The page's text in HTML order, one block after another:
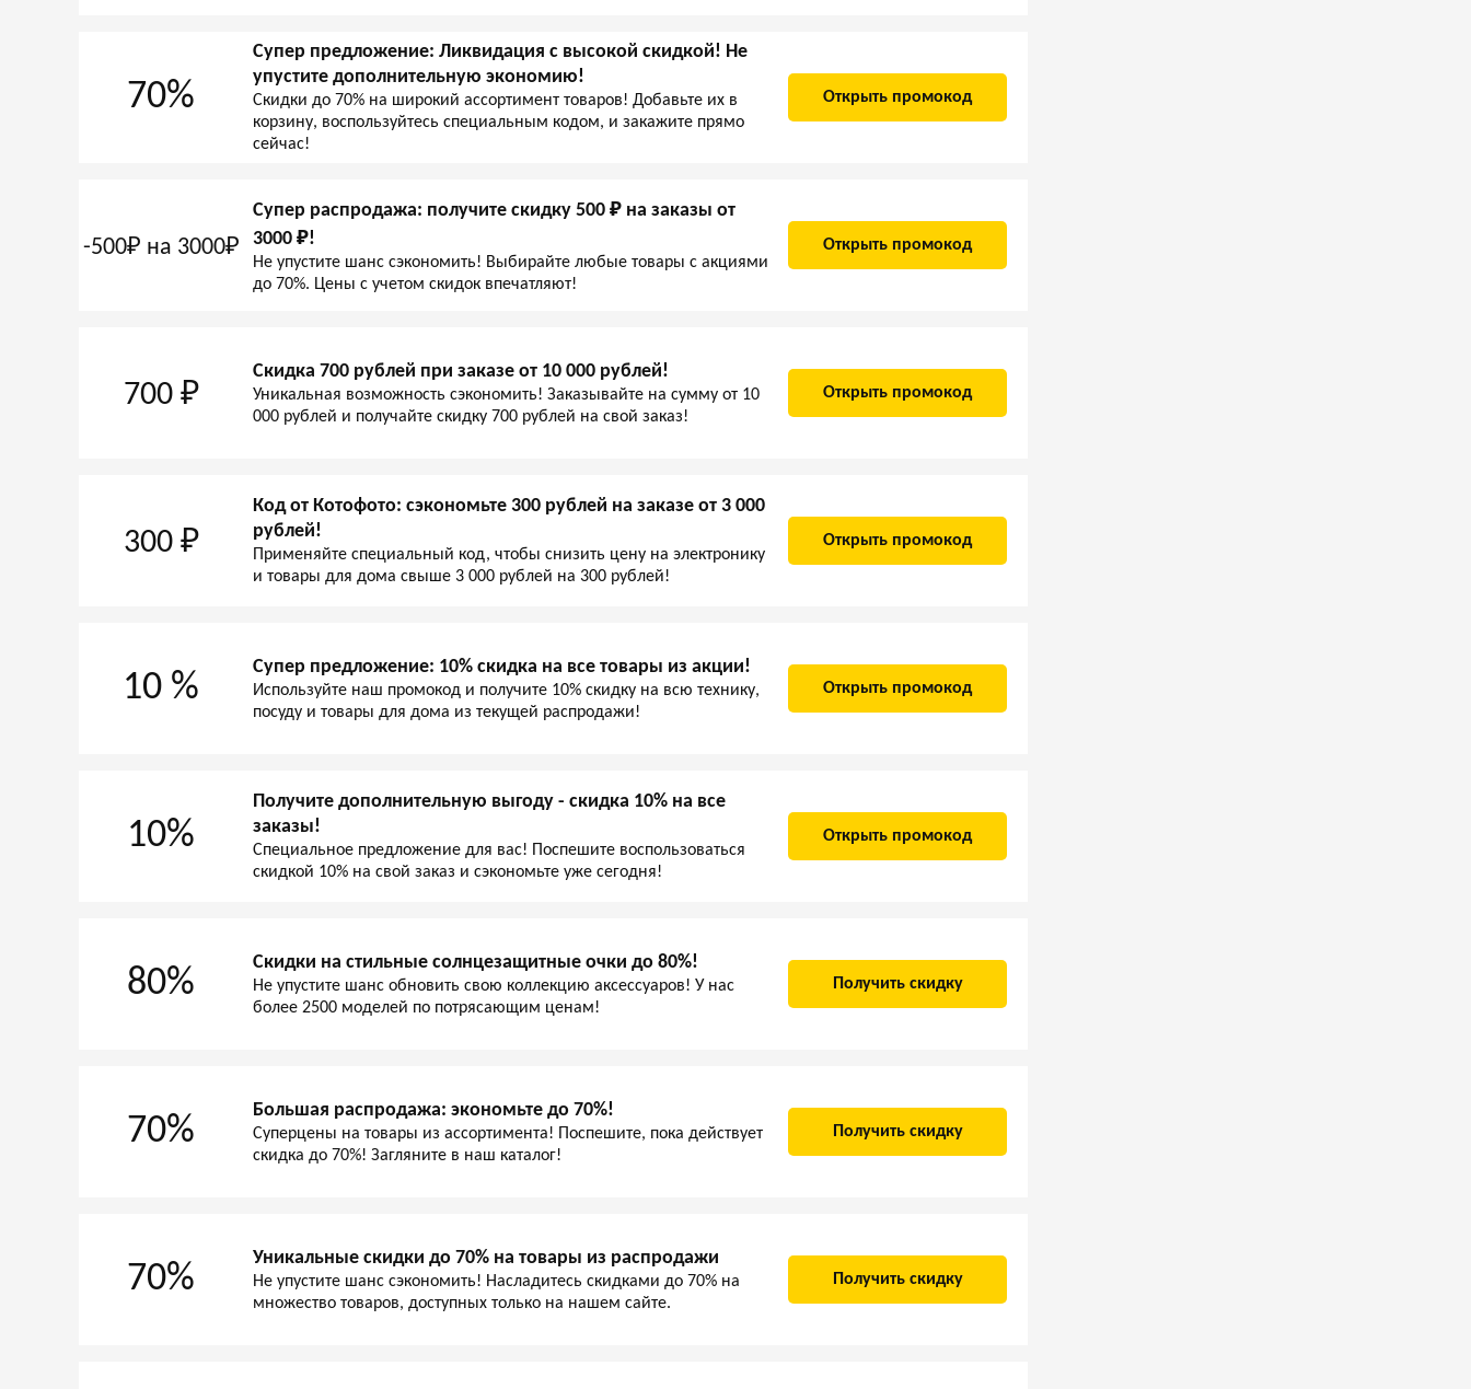
70%
Супер предложение: Ликвидация с высокой скидкой! Не
упустите дополнительную экономию!
Скидки до 70% на широкий ассортимент товаров! Добавьте их в
корзину, воспользуйтесь специальным кодом, и закажите прямо
сейчас!
Открыть промокод
-500₽ на 3000₽
Супер распродажа: получите скидку 500 ₽ на заказы от
3000 ₽!
Не упустите шанс сэкономить! Выбирайте любые товары с акциями
до 70%. Цены с учетом скидок впечатляют!
Открыть промокод
700 ₽
Скидка 700 рублей при заказе от 10 000 рублей!
Уникальная возможность сэкономить! Заказывайте на сумму от 10
000 рублей и получайте скидку 700 рублей на свой заказ!
Открыть промокод
300 ₽
Код от Котофото: сэкономьте 300 рублей на заказе от 3 000
рублей!
Применяйте специальный код, чтобы снизить цену на электронику
и товары для дома свыше 3 000 рублей на 300 рублей!
Открыть промокод
10 %
Супер предложениe: 10% скидка на все товары из акции!
Используйте наш промокод и получите 10% скидку на всю технику,
посуду и товары для дома из текущей распродажи!
Открыть промокод
10%
Получите дополнительную выгоду - скидка 10% на все
заказы!
Специальное предложение для вас! Поспешите воспользоваться
скидкой 10% на свой заказ и сэкономьте уже сегодня!
Открыть промокод
80%
Скидки на стильные солнцезащитные очки до 80%!
Не упустите шанс обновить свою коллекцию аксессуаров! У нас
более 2500 моделей по потрясающим ценам!
Получить скидку
70%
Большая распродажа: экономьте до 70%!
Суперцены на товары из ассортимента! Поспешите, пока действует
скидка до 70%! Загляните в наш каталог!
Получить скидку
70%
Уникальные скидки до 70% на товары из распродажи
Не упустите шанс сэкономить! Насладитесь скидками до 70% на
множество товаров, доступных только на нашем сайте.
Получить скидку